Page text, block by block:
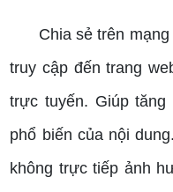
Chia sẻ trên mạng
truy cập đến trang
trực tuyến. Giúp
phổ biến của nội dung.
không trực tiếp ảnh